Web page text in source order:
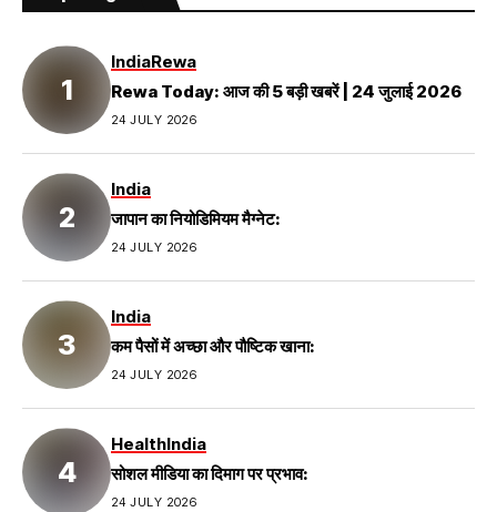
IndiaRewa
Rewa Today: आज की 5 बड़ी खबरें | 24 जुलाई 2026
24 JULY 2026
India
जापान का नियोडिमियम मैग्नेट:
24 JULY 2026
India
कम पैसों में अच्छा और पौष्टिक खाना:
24 JULY 2026
HealthIndia
सोशल मीडिया का दिमाग पर प्रभाव:
24 JULY 2026